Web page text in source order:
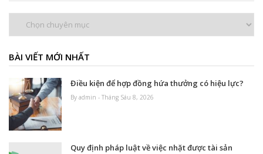
BÀI VIẾT MỚI NHẤT
Điều kiện để hợp đồng hứa thưởng có hiệu lực?
By admin - Tháng Sáu 8, 2026
Quy định pháp luật về việc nhặt được tài sản